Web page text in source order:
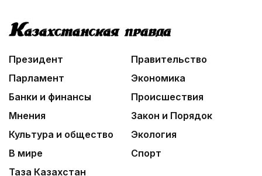
Президент
Правительство
Парламент
Экономика
Банки и финансы
Происшествия
Мнения
Закон и Порядок
Культура и общество
Экология
В мире
Спорт
Таза Казахстан